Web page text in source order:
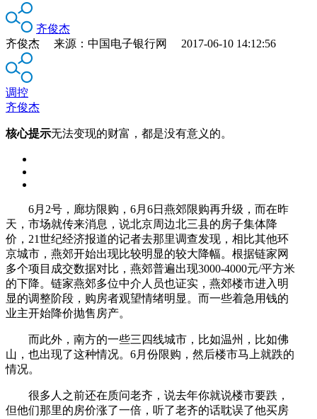
齐俊杰
齐俊杰 来源：中国电子银行网 2017-06-10 14:12:56
调控
齐俊杰
核心提示无法变现的财富，都是没有意义的。
6月2号，廊坊限购，6月6日燕郊限购再升级，而在昨
天，市场就传来消息，说北京周边北三县的房子集体降
价，21世纪经济报道的记者去那里调查发现，相比其他环
京城市，燕郊开始出现比较明显的较大降幅。根据链家网
多个项目成交数据对比，燕郊普遍出现3000-4000元/平方米
的下降。链家燕郊多位中介人员也证实，燕郊楼市进入明
显的调整阶段，购房者观望情绪明显。而一些着急用钱的
业主开始降价抛售房产。
而此外，南方的一些三四线城市，比如温州，比如佛
山，也出现了这种情况。6月份限购，然后楼市马上就跌的
情况。
很多人之前还在质问老齐，说去年你就说楼市要跌，
但他们那里的房价涨了一倍，听了老齐的话耽误了他买房